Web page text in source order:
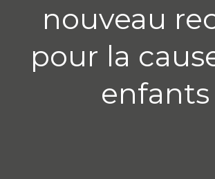
nouveau
pour la
enfants